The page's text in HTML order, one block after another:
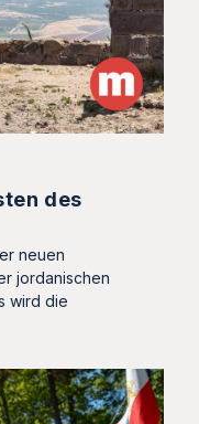
des
neuen
jordanischen
wird die